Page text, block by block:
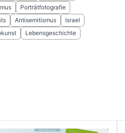
Porträtfotografie
Antisemitismus
Israel
Lebensgeschichte